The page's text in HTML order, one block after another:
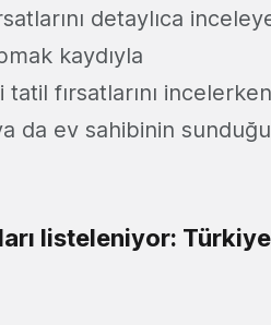
detaylıca
kaydıyla
fırsatlarını
da ev sahibinin sunduğu
listeleniyor: